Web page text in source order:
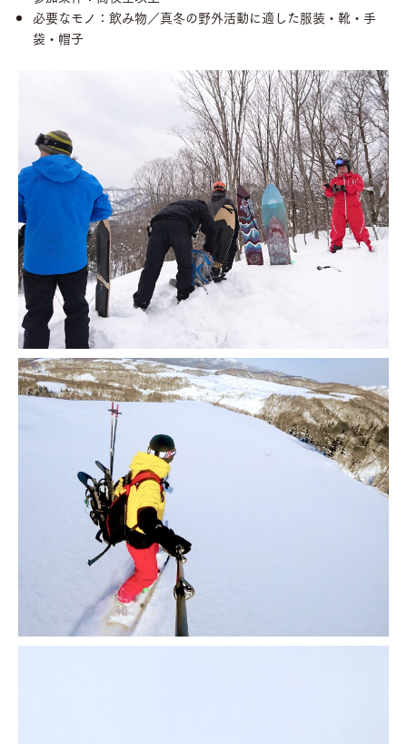
必要なモノ：飲み物／真冬の野外活動に適した服装・靴・手
袋・帽子